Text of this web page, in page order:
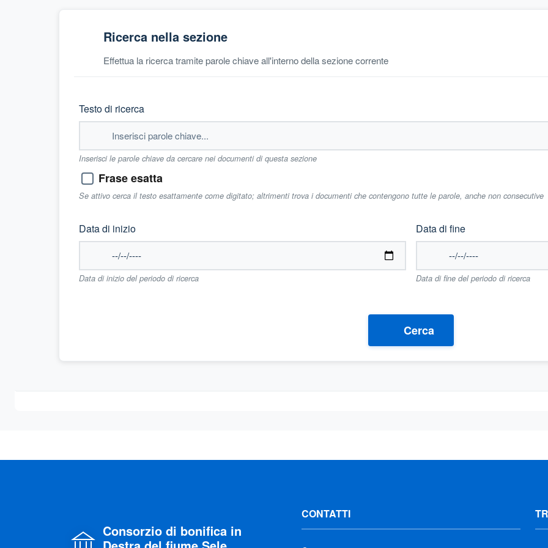
Ricerca nella sezione
Effettua la ricerca tramite parole chiave all'interno della sezione corrente
Testo di ricerca
Inserisci le parole chiave da cercare nei documenti di questa sezione
Frase esatta
Se attivo cerca il testo esattamente come digitato; altrimenti trova i documenti che contengono tutte le parole, anche non consecutive
Data di inizio
Data di inizio del periodo di ricerca
Data di fine
Data di fine del periodo di ricerca
Cerca
Consorzio di bonifica in
CONTATTI